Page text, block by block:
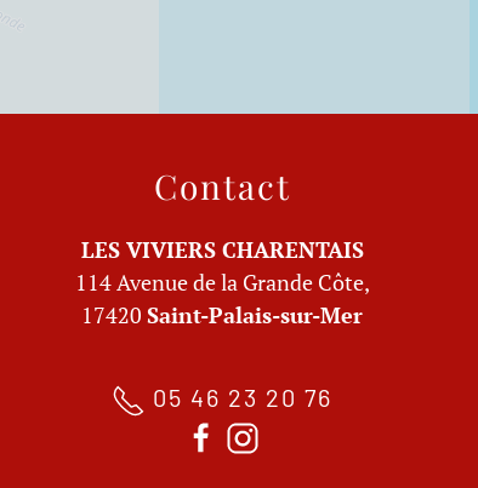
Contact
LES VIVIERS CHARENTAIS
114 Avenue de la Grande Côte,
17420 Saint-Palais-sur-Mer
05 46 23 20 76